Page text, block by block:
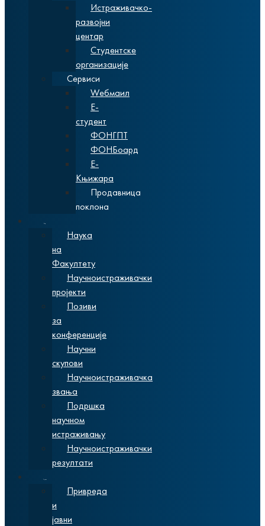
Истраживачко-
развојни
центар
Студентске
организације
Сервиси
Wебмаил
Е-
студент
ФОНГПТ
ФОНБоард
Е-
Књижара
Продавница
поклона
Наука
на
Факултету
Научноистраживачки
пројекти
Позиви
за
конференције
Научни
скупови
Научноистраживачка
звања
Подршка
научном
истраживању
Научноистраживачки
резултати
Привреда
и
јавни